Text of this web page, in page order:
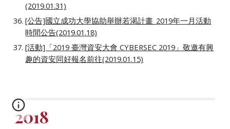
(2019.01.31)
[公告]國立成功大學協助舉辦若渴計畫_2019年一月活動
時間公告(2019.01.18)
[活動]「2019 臺灣資安大會 CYBERSEC 2019」敬邀有興
趣的資安同好報名前往(2019.01.15)
2018